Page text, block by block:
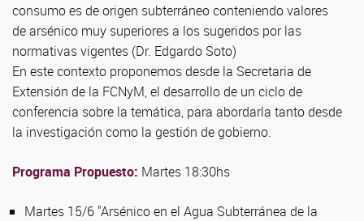
consumo es de origen subterráneo conteniendo valores
de arsénico muy superiores a los sugeridos por las
normativas vigentes (Dr. Edgardo Soto)
En este contexto proponemos desde la Secretaria de
Extensión de la FCNyM, el desarrollo de un ciclo de
conferencia sobre la temática, para abordarla tanto desde
la investigación como la gestión de gobierno.
Programa Propuesto: Martes 18:30hs
Martes 15/6 "Arsénico en el Agua Subterránea de la